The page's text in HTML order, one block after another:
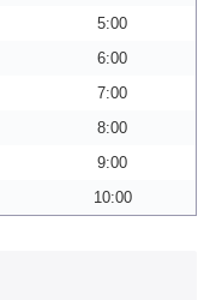
5:00
6:00
7:00
8:00
9:00
10:00